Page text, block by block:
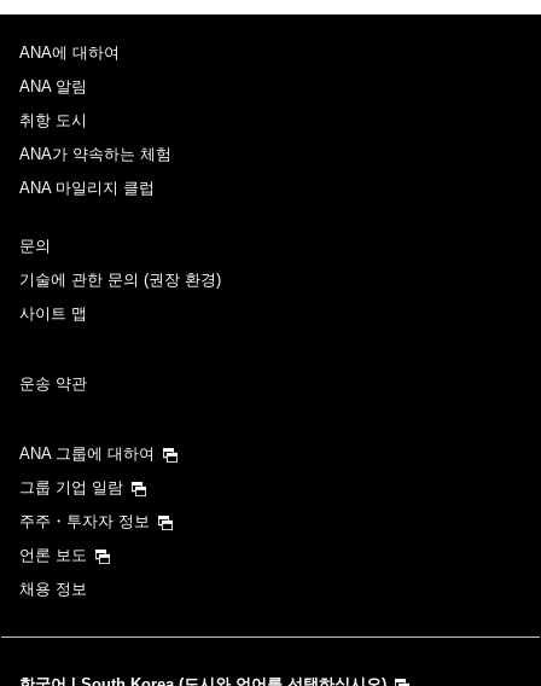
출국 출발일 및 시간대
시간 지정하지 않음
시간 지정하지 않음
경유지 및 환승 소요 시간을 추가하기
ANA에 대하여
ANA 알림
취항 도시
ANA가 약속하는 체험
ANA 마일리지 클럽
문의
기술에 관한 문의 (권장 환경)
사이트 맵
운송 약관
ANA 그룹에 대하여
그룹 기업 일람
주주・투자자 정보
언론 보도
채용 정보